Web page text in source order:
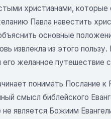
христианами,
Павла навестить
основные
извлекла из этого
его желанное
понимать Послание
смысл библейского
не является Божиим